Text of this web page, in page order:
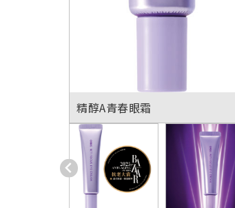
精醇A青春眼霜